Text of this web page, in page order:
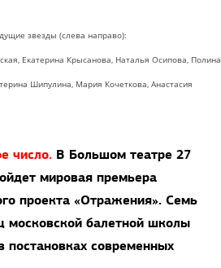
звезды (слева направо):
Екатерина Крысанова, Наталья Осипова, Полина
Шипулина, Мария Кочеткова, Анастасия
число. В Большом театре 27
мировая премьера
проекта «Отражения». Семь
московской балетной школы
постановках современных